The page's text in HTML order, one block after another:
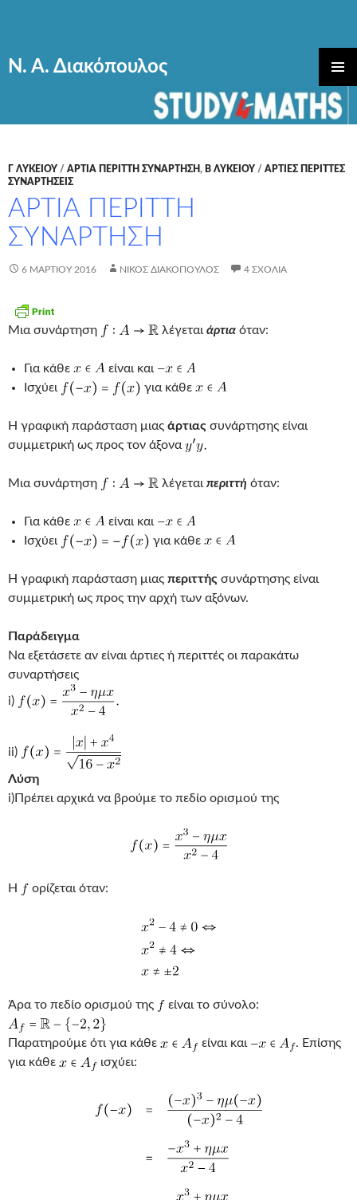
Ν. Α. Διακόπουλος
ΚΎΡΙΟ
ΜΕΝΟΎ
Γ ΛΥΚΕΊΟΥ / ΑΡΤΙΑ ΠΕΡΙΤΤΗ ΣΥΝΑΡΤΗΣΗ, Β ΛΥΚΕΊΟΥ / ΑΡΤΙΕΣ ΠΕΡΙΤΤΕΣ
ΣΥΝΑΡΤΗΣΕΙΣ
ΑΡΤΙΑ ΠΕΡΙΤΤΗ
ΣΥΝΑΡΤΗΣΗ
6 ΜΑΡΤΊΟΥ 2016 ΝΊΚΟΣ ΔΙΑΚΌΠΟΥΛΟΣ 4 ΣΧΌΛΙΑ
Μια συνάρτηση λέγεται άρτια όταν:
Για κάθε
είναι και
Ισχύει
για κάθε
Η γραφική παράσταση μιας άρτιας συνάρτησης είναι
συμμετρική ως προς τον άξονα
Μια συνάρτηση λέγεται περιττή όταν:
Για κάθε
είναι και
Ισχύει
για κάθε
Η γραφική παράσταση μιας περιττής συνάρτησης είναι
συμμετρική ως προς την αρχή των αξόνων.
Παράδειγμα
Να εξετάσετε αν είναι άρτιες ή περιττές οι παρακάτω
συναρτήσεις
i)
ii)
Λύση
i)Πρέπει αρχικά να βρούμε το πεδίο ορισμού της
Η ορίζεται όταν:
Άρα το πεδίο ορισμού της είναι το σύνολο:
Παρατηρούμε ότι για κάθε είναι και
. Επίσης
για κάθε
ισχύει: